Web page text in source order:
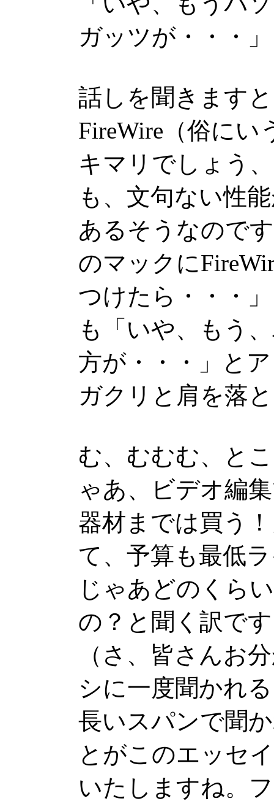
ガッツが・・・
話しを聞きます
FireWire（俗にい
キマリでしょう
も、文句ない性
あるそうなので
のマックに
つけたら・・・
も「いや、もう
方が・・・」と
ガクリと肩を落
む、むむむ、と
ゃあ、ビデオ編
器材までは買う
て、予算も最低
じゃあどのくら
の？と聞く訳で
（さ、皆さんお
シに一度聞かれ
長いスパンで聞
とがこのエッセ
いたしますね。